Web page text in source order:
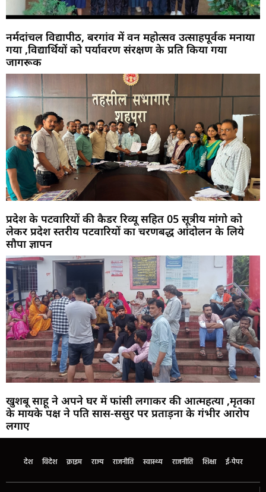
नर्मदांचल विद्यापीठ, बरगांव में वन महोत्सव उत्साहपूर्वक मनाया
गया ,विद्यार्थियों को पर्यावरण संरक्षण के प्रति किया गया
जागरूक
प्रदेश के पटवारियों की कैडर रिव्यू सहित 05 सूत्रीय मांगो को
लेकर प्रदेश स्तरीय पटवारियों का चरणबद्ध आंदोलन के लिये
सौपा ज्ञापन
खुशबू साहू ने अपने घर में फांसी लगाकर की आत्महत्या ,मृतका
के मायके पक्ष ने पति सास-ससुर पर प्रताड़ना के गंभीर आरोप
लगाए
देश विदेश क्राइम राज्य राजनीति स्वास्थ्य राजनीति शिक्षा ई-पेपर